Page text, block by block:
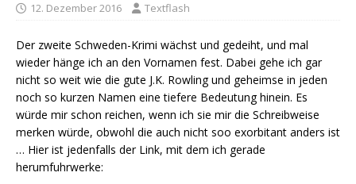
12. Dezember 2016 Textflash
Der zweite Schweden-Krimi wächst und gedeiht, und mal
wieder hänge ich an den Vornamen fest. Dabei gehe ich gar
nicht so weit wie die gute J.K. Rowling und geheimse in jeden
noch so kurzen Namen eine tiefere Bedeutung hinein. Es
würde mir schon reichen, wenn ich sie mir die Schreibweise
merken würde, obwohl die auch nicht soo exorbitant anders ist
… Hier ist jedenfalls der Link, mit dem ich gerade
herumfuhrwerke: